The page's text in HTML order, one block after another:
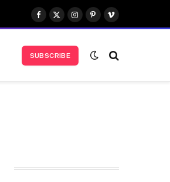
Facebook
X
(Twitter)
Instagram
Pinterest
Vimeo
SUBSCRIBE